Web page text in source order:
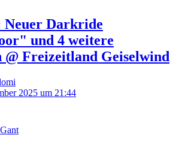
Neuer Darkride
und 4 weitere
@ Freizeitland Geiselwind
2025 um 21:44